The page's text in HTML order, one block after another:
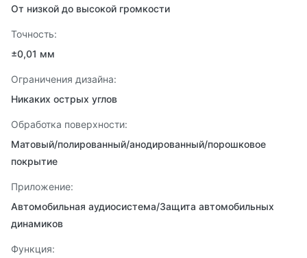
От низкой до высокой громкости
Точность:
±0,01 мм
Ограничения дизайна:
Никаких острых углов
Обработка поверхности:
Матовый/полированный/анодированный/порошковое
покрытие
Приложение:
Автомобильная аудиосистема/Защита автомобильных
динамиков
Функция: